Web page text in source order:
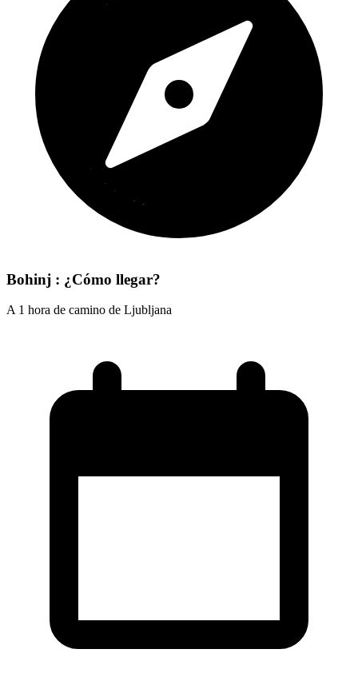
Bohinj : ¿Cómo llegar?
A 1 hora de camino de Ljubljana